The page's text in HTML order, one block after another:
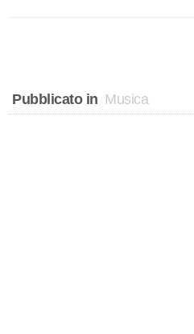
Pubblicato in Musica